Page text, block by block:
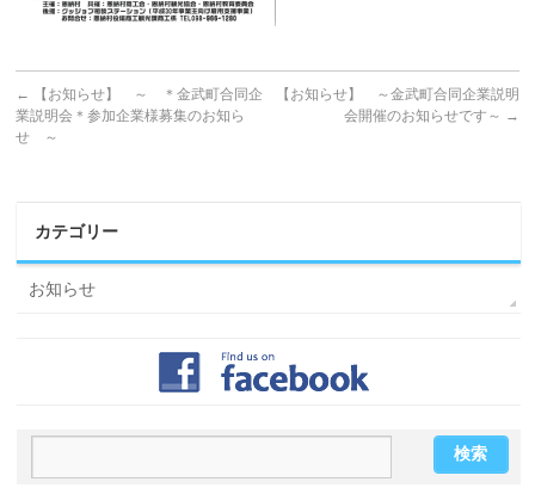
←
【お知らせ】 ～ ＊金武町合同企
業説明会＊参加企業様募集のお知ら
せ ～
【お知らせ】 ～金武町合同企業説明
会開催のお知らせです～ →
カテゴリー
お知らせ